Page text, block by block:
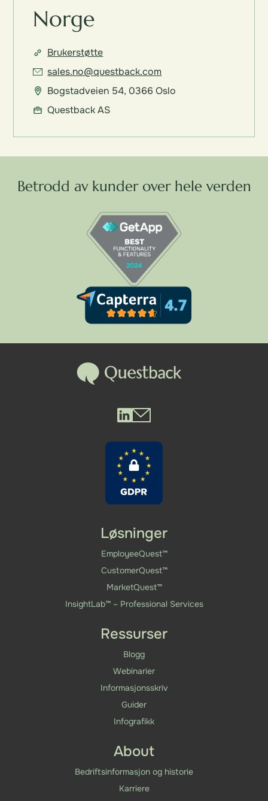
Norge
Brukerstøtte
sales.no@questback.com
Bogstadveien 54, 0366 Oslo
Questback AS
Betrodd av kunder over hele verden
Questback LinkedIn
Questback Mail
Løsninger
EmployeeQuest™
CustomerQuest™
MarketQuest™
InsightLab™ – Professional Services
Ressurser
Blogg
Webinarier
Informasjonsskriv
Guider
Infografikk
About
Bedriftsinformasjon og historie
Karriere